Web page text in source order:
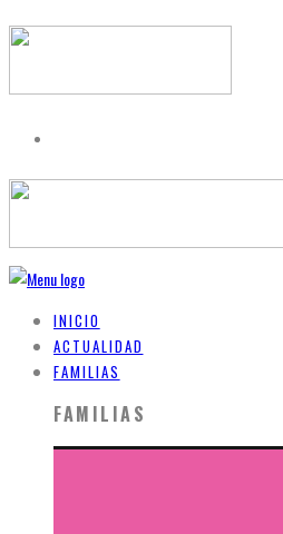
INICIO
ACTUALIDAD
FAMILIAS
FAMILIAS